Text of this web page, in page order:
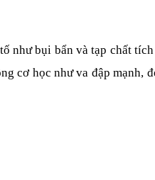
như bụi bẩn và tạp chất
cơ học như va đập mạnh,